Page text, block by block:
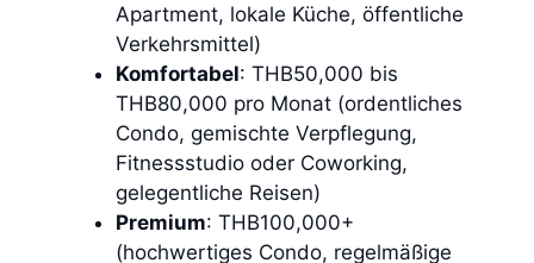
Apartment, lokale Küche, öffentliche
Verkehrsmittel)
Komfortabel: THB50,000 bis
THB80,000 pro Monat (ordentliches
Condo, gemischte Verpflegung,
Fitnessstudio oder Coworking,
gelegentliche Reisen)
Premium: THB100,000+
(hochwertiges Condo, regelmäßige